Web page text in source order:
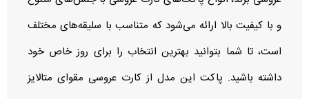
و با کیفیت بالا ارائه می‌شود که متناسب با سلیقه‌های مختلف
است، تا شما بتوانید بهترین انتخاب را برای روز خاص خود
داشته باشید. پاکت این مدل از کارت عروسی مقوای متالایز